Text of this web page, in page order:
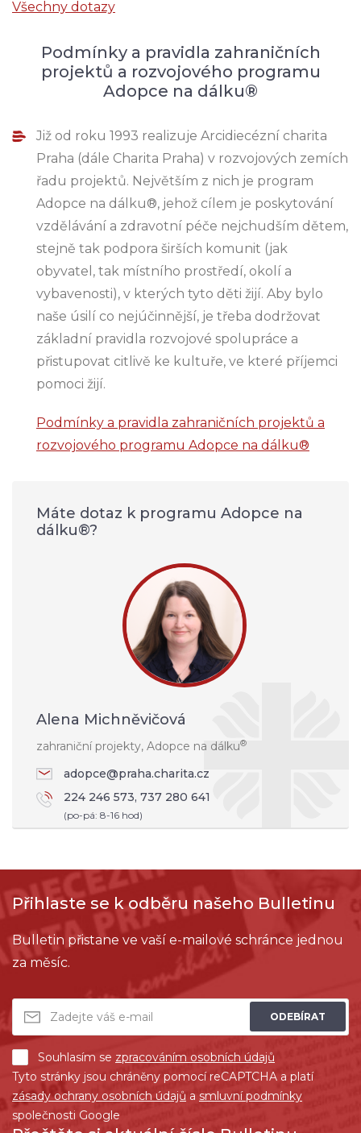
Všechny dotazy
Podmínky a pravidla zahraničních
projektů a rozvojového programu
Adopce na dálku®
Již od roku 1993 realizuje Arcidiecézní charita
Praha (dále Charita Praha) v rozvojových zemích
řadu projektů. Největším z nich je program
Adopce na dálku®, jehož cílem je poskytování
vzdělávání a zdravotní péče nejchudším dětem,
stejně tak podpora širších komunit (jak
obyvatel, tak místního prostředí, okolí a
vybavenosti), v kterých tyto děti žijí. Aby bylo
naše úsilí co nejúčinnější, je třeba dodržovat
základní pravidla rozvojové spolupráce a
přistupovat citlivě ke kultuře, ve které příjemci
pomoci žijí.
Podmínky a pravidla zahraničních projektů a
rozvojového programu Adopce na dálku®
Máte dotaz k programu Adopce na
dálku®?
Alena Michněvičová
zahraniční projekty, Adopce na dálku®
adopce@praha.charita.cz
224 246 573, 737 280 641
(po-pá: 8-16 hod)
Přihlaste se k odběru našeho Bulletinu
Bulletin přistane ve vaší e-mailové schránce jednou
za měsíc.
ODEBÍRAT
Souhlasím se zpracováním osobních údajů
Tyto stránky jsou chráněny pomocí reCAPTCHA a platí
zásady ochrany osobních údajů a smluvní podmínky
společnosti Google